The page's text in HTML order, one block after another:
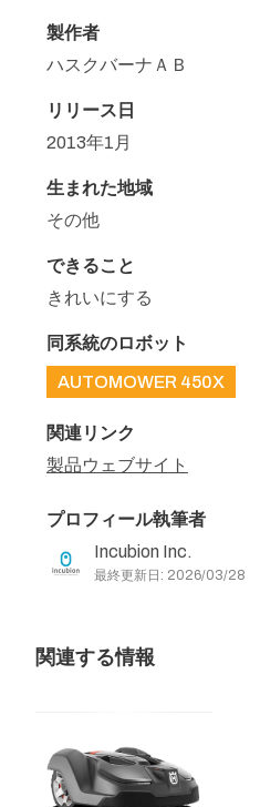
製作者
ハスクバーナＡＢ
リリース日
2013年1月
生まれた地域
その他
できること
きれいにする
同系統のロボット
AUTOMOWER 450X
関連リンク
製品ウェブサイト
プロフィール執筆者
Incubion Inc.
最終更新日: 2026/03/28
関連する情報